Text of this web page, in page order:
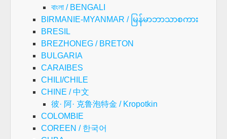
বাংলা / BENGALI
BIRMANIE-MYANMAR / မြန်မာဘာသာစကား
BRESIL
BREZHONEG / BRETON
BULGARIA
CARAIBES
CHILI/CHILE
CHINE / 中文
彼· 阿· 克鲁泡特金 / Kropotkin
COLOMBIE
COREEN / 한국어